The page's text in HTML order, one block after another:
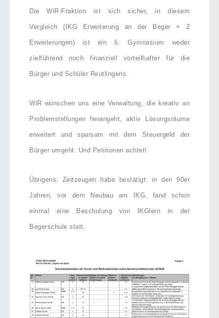
Die WiR-Fraktion ist sich sicher, in diesem
Vergleich (IKG Erweiterung an der Beger + 2
Erweiterungen) ist ein 6. Gymnasium weder
zielführend noch finanziell vorteilhafter für die
Bürger und Schüler Reutlingens.
WiR wünschen uns eine Verwaltung, die kreativ an
Problemstellungen herangeht, aktiv Lösungsräume
erweitert und sparsam mit dem Steuergeld der
Bürger umgeht. Und Petitionen achtet!
Übrigens: Zeitzeugen habe bestätigt: in den 90er
Jahren, vor dem Neubau am IKG, fand schon
einmal eine Beschulung von IKGlern in der
Begerschule statt.